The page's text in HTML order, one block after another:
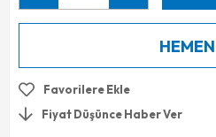
Favorilere Ekle
Fiyat Düşünce Haber Ver